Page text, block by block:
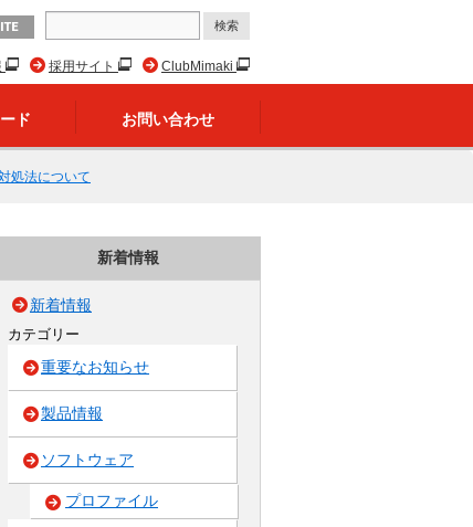
ClubMimaki
採用サイト
ド お問い合わせ
処法について
新着情報
新着情報
カテゴリー
重要なお知らせ
製品情報
ソフトウェア
プロファイル